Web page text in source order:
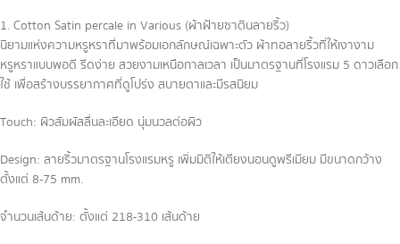
1. Cotton Satin percale in Various (ผ้าฝ้ายซาตินลายริ้ว)
นิยามแห่งความหรูหราที่มาพร้อมเอกลักษณ์เฉพาะตัว ผ้าทอลายริ้วที่ให้เงางาม
หรูหราแบบพอดี รีดง่าย สวยงามเหนือกาลเวลา เป็นมาตรฐานที่โรงแรม 5 ดาวเลือก
ใช้ เพื่อสร้างบรรยากาศที่ดูโปร่ง สบายตาและมีรสนิยม
Touch: ผิวสัมผัสลื่นละเอียด นุ่มนวลต่อผิว
Design: ลายริ้วมาตรฐานโรงแรมหรู เพิ่มมิติให้เตียงนอนดูพรีเมียม มีขนาดกว้าง
ตั้งแต่ 8-75 mm.
จำนวนเส้นด้าย: ตั้งแต่ 218-310 เส้นด้าย